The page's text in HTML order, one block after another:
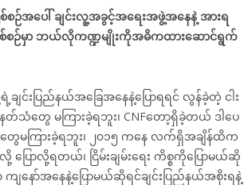
စဉ်အပေါ် ချင်းလူ့အခွင့်အရေးအဖွဲ့အနေနဲ့ အားရ
ြစ်စဉ်မှာ ဘယ်လိုကဏ္ဍမျိုးကိုအဓိကထားဆောင်ရွက်
င်းပြည်နယ်အခြေအနေနဲ့ပြောရရင် လွန်ခဲ့တဲ့ ငါး
ေ မကြားခဲ့ရဘူး၊ CNFတော့ရှိခဲ့တယ် ဒါပေ
တွေမကြားခဲ့ရဘူး၊ ၂၀၁၅ ကနေ လက်ရှိအချိန်ထိက
ောလို့ရတယ်၊ ငြိမ်းချမ်းရေး ကိစ္စကိုပြောမယ်ဆို
ျနော်အနေနဲ့ပြောမယ်ဆိုရင်ချင်းပြည်နယ်အစိုးရနဲ့